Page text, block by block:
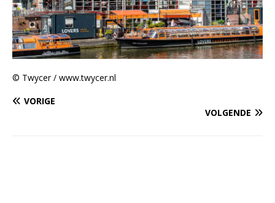
© Twycer / www.twycer.nl
VORIGE
VOLGENDE